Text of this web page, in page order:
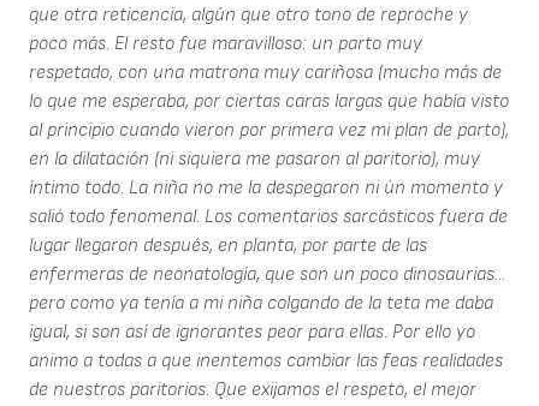
que otra reticencia, algún que otro tono de reproche y
poco más. El resto fue maravilloso: un parto muy
respetado, con una matrona muy cariñosa (mucho más de
lo que me esperaba, por ciertas caras largas que había visto
al principio cuando vieron por primera vez mi plan de parto),
en la dilatación (ni siquiera me pasaron al paritorio), muy
íntimo todo. La niña no me la despegaron ni ún momento y
salió todo fenomenal. Los comentarios sarcásticos fuera de
lugar llegaron después, en planta, por parte de las
enfermeras de neonatología, que son un poco dinosaurias...
pero como ya tenía a mi niña colgando de la teta me daba
igual, si son así de ignorantes peor para ellas. Por ello yo
animo a todas a que inentemos cambiar las feas realidades
de nuestros paritorios. Que exijamos el respeto, el mejor